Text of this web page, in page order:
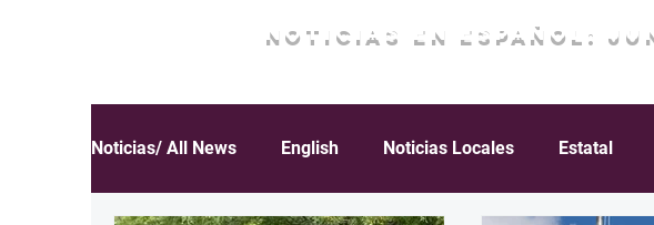
NOTICIAS EN ESPAÑOL:
Noticias/ All News English Noticias Locales Estatal